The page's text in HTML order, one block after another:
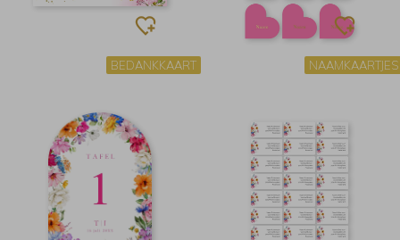
BEDANKKAART NAAMKAARTJES